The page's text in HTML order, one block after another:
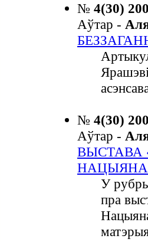
№ 4(30)
Аўтар -
№ 4(30)
Аўтар -
ВЫСТАВА
У
пра